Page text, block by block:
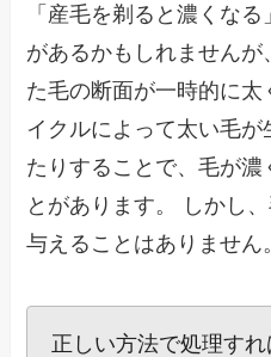
「産毛を剃ると濃くな
があるかもしれませんが
た毛の断面が一時的に
イクルによって太い毛
たりすることで、毛が濃
とがあります。 しかし
与えることはありません
正しい方法で処理す